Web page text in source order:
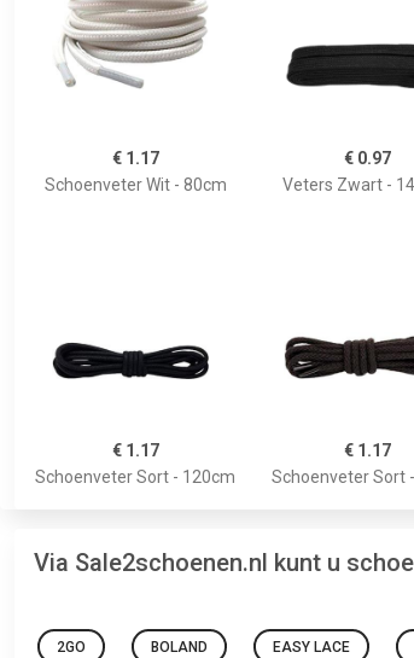
€ 1.17
Schoenveter Wit - 80cm
€ 0.97
Veters Zwart -
€ 1.17
Schoenveter Sort - 120cm
€ 1.17
Schoenveter Sort
Via Sale2schoenen.nl kunt u
2GO BOLAND EASY LACE